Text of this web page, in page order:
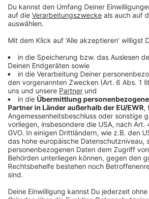
Zusatzstoffe im Essen: hui oder pfui?